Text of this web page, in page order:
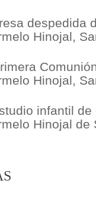
despedida
Hinojal,
Hinojal,
infantil de
Hinojal de